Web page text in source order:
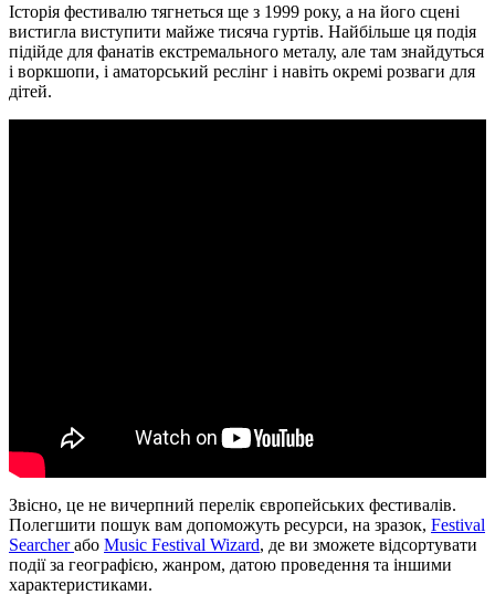
Історія фестивалю тягнеться ще з 1999 року, а на його сцені
вистигла виступити майже тисяча гуртів. Найбільше ця подія
підійде для фанатів екстремального металу, але там знайдуться
і воркшопи, і аматорський реслінг і навіть окремі розваги для
дітей.
Звісно, це не вичерпний перелік європейських фестивалів.
Полегшити пошук вам допоможуть ресурси, на зразок, Festival
Searcherабо Music Festival Wizard, де ви зможете відсортувати
події за географією, жанром, датою проведення та іншими
характеристиками.